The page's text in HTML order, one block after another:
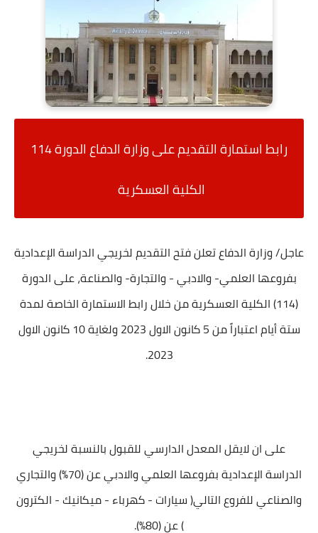
رابط استمارة التقديم على وزارة الدفاع الدورة 114
الكلية العسكرية
عاجل/ وزارة الدفاع تعلن فتح التقديم لخريجي الدراسة الإعدادية
بفروعها العلمي- والادبي - والتجارة- والصناعة، على الدورة
(114) الكلية العسكرية من خلال رابط الاستمارة الخاصة لمدة
ستة أيام اعتباراً من 5 كانون الاول 2023 ولغاية 10 كانون الاول
2023.
على ان لايقل المعدل الدارسي للقبول بالنسبة لخريجي
الدراسة الإعدادية بفروعها العلمي والادبي عن (70٪؜) والتجاري
والصناعي للفروع التالي( سيارات - كهرباء - ميكانيك - الكترون
) عن (80%).